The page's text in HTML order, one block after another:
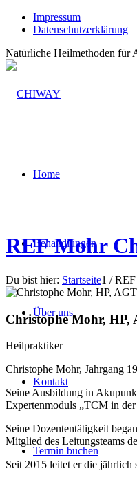
Impressum
Datenschutzerklärung
Natürliche Heilmethoden für
Home
Behandlungen
Über uns
Kontakt
Termin buchen
REF Mohr
Du bist hier: Startseite1 /
Christophe Mohr,
Heilpraktiker
Christophe Mohr, Jahrgang
Seine Ausbildung in
Expertenmoduls „TCM in
Seine Dozententätigkeit
Mitglied des Leitungsteams
Seit 2015 leitet er die